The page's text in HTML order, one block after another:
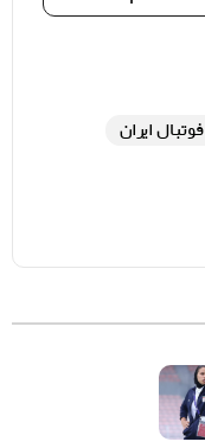
فوتبال ایران